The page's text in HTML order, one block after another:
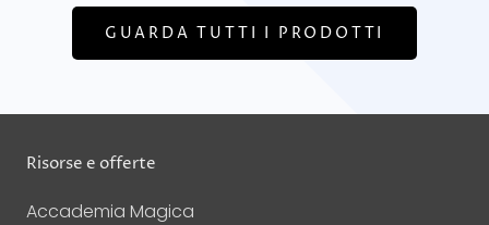
GUARDA TUTTI I PRODOTTI
Risorse e offerte
Accademia Magica